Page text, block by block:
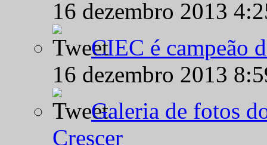
16 dezembro 2013
CIEC é campeão
16 dezembro 2013
Galeria de fotos
Crescer